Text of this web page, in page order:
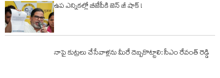
ఉప ఎన్నికల్లో బీజేపీకి జెన్ జీ షాక్ !
నాపై కుట్రలు చేసేవాళ్లను మీరే దెబ్బకొట్టాలి: సీఎం రేవంత్ రెడ్డి